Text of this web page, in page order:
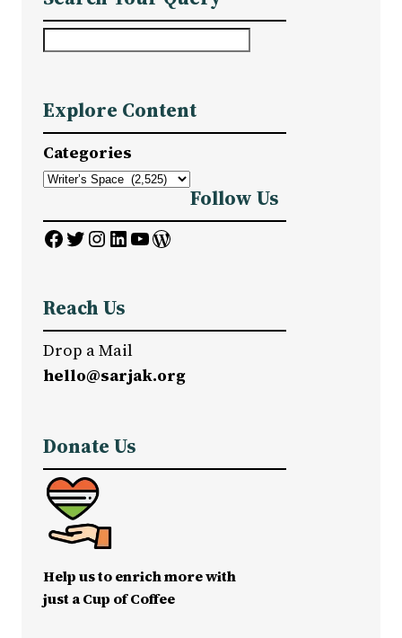
r
c
h
Explore Content
Categories
Follow Us
Facebook Twitter InstagramLinkedIn YouTube WordPress
Reach Us
Drop a Mail
hello@sarjak.org
Donate Us
Help us to enrich more with
just a Cup of Coffee